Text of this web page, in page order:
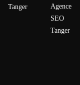
Tanger
Agence
SEO
Tanger